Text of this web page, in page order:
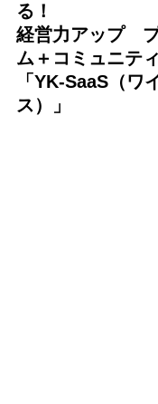
る！
経営力アップ　
ム＋コミュニティ
「YK-SaaS（ワ
ス）」